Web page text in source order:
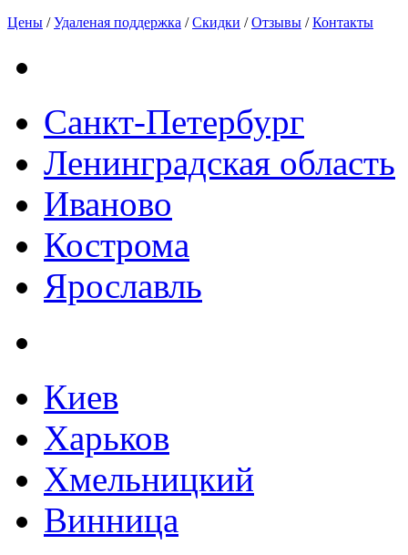
Цены /Удаленая поддержка /Скидки /Отзывы /Контакты
Санкт-Петербург
Ленинградская область
Иваново
Кострома
Ярославль
Киев
Харьков
Хмельницкий
Винница